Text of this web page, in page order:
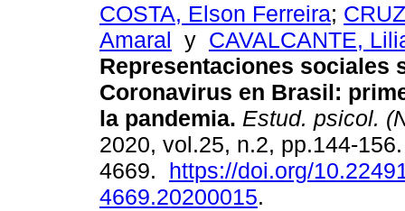
COSTA, Elson Ferreira;
Amaral y CAVALCANTE,
Representaciones sociales
Coronavirus en Brasil:
la pandemia. Estud. psicol.
2020, vol.25, n.2, pp.144-
4669. https://doi.org/
4669.20200015.